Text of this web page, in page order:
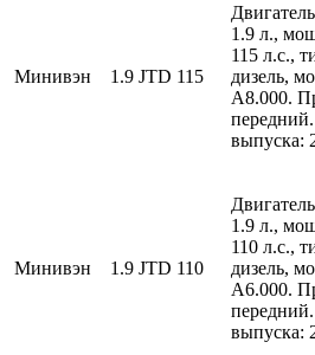
Минивэн 1.9 JTD 115
1.9 л.,
115 л.с.,
дизель,
A8.000.
выпуска:
Минивэн 1.9 JTD 110
1.9 л.,
110 л.с.,
дизель,
A6.000.
выпуска: